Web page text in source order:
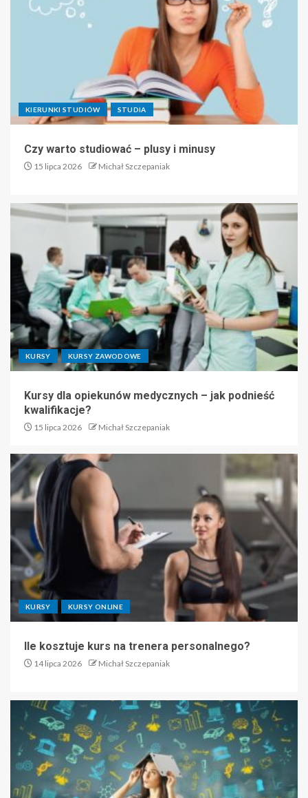
KIERUNKI STUDIÓW STUDIA
Czy warto studiować – plusy i minusy
15 lipca 2026 Michał Szczepaniak
KURSY KURSY ZAWODOWE
Kursy dla opiekunów medycznych – jak podnieść
kwalifikacje?
15 lipca 2026 Michał Szczepaniak
KURSY KURSY ONLINE
Ile kosztuje kurs na trenera personalnego?
14 lipca 2026 Michał Szczepaniak